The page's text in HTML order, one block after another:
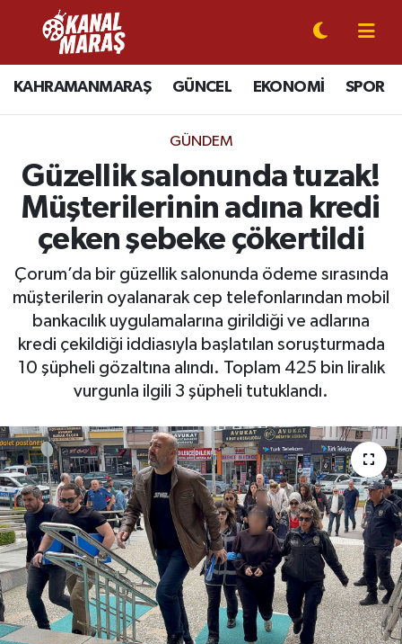
KAHRAMANMARAŞ GÜNCEL EKONOMİ SPOR
GÜNDEM
Güzellik salonunda tuzak!
Müşterilerinin adına kredi
çeken şebeke çökertildi
Çorum’da bir güzellik salonunda ödeme sırasında
müşterilerin oyalanarak cep telefonlarından mobil
bankacılık uygulamalarına girildiği ve adlarına
kredi çekildiği iddiasıyla başlatılan soruşturmada
10 şüpheli gözaltına alındı. Toplam 425 bin liralık
vurgunla ilgili 3 şüpheli tutuklandı.
CANLI YAYIN
KAHRAMANMARAŞ
SPOR
SİYASET
EKONOMİ
GÜNDEM
MAGAZİN
SAĞLIK
EĞİTİM
BÖLGE
KEŞFET
POPÜLER
Kahramanmaraş Nöbetçi Eczaneler
Kahramanmaraş Hava Durumu
Kahramanmaraş Namaz Vakitleri
Kahramanmaraş Trafik Yoğunluk Haritası
Süper Lig Puan Durumu ve Fikstür
Tüm Manşetler
Son Dakika Haberleri
Haber Arşivi